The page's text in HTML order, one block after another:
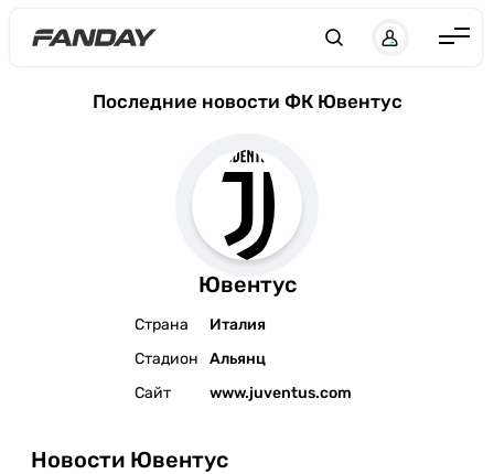
Букмекеры
Последние новости ФК Ювентус
Ювентус
Страна
Италия
Стадион
Альянц
Сайт
www.juventus.com
Новости Ювентус